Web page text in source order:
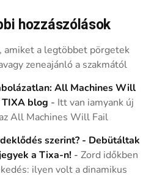
hozzászólások
amiket a legtöbbet pörgetek
zeneajánló a szakmától
All Machines Will
blog - Itt van iamyank új
All Machines Will Fail
szerint? - Debütáltak
a Tixa-n! -Zord időkben
ilyen volt a dinamikus